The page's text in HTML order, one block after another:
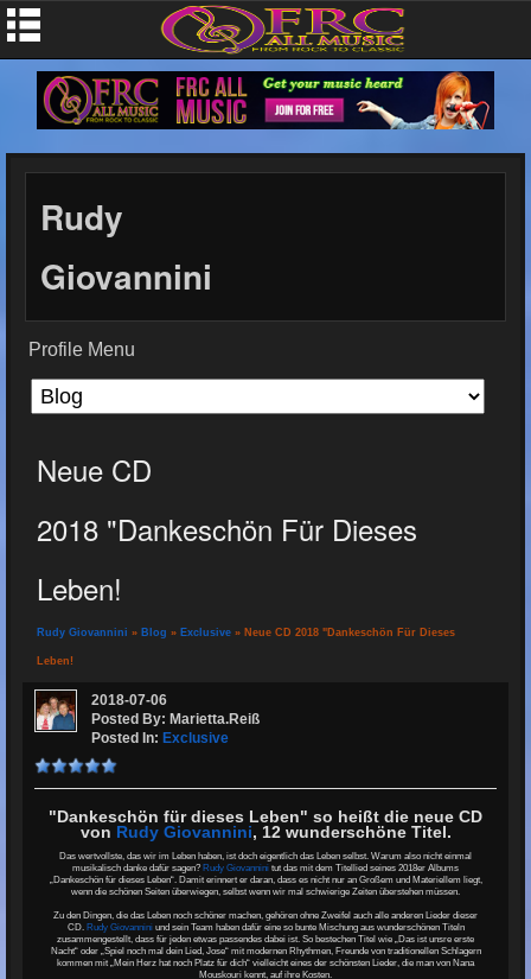
Rudy
Giovannini
Profile Menu
Neue CD
2018 "Dankeschön Für Dieses
Leben!
Rudy Giovannini » Blog » Exclusive » Neue CD 2018 "Dankeschön Für Dieses
Leben!
2018-07-06
Posted By: Marietta.reiß
Posted In: Exclusive
"Dankeschön für dieses Leben" so heißt die neue CD
von Rudy Giovannini, 12 wunderschöne Titel.
Das wertvollste, das wir im Leben haben, ist doch eigentlich das Leben selbst. Warum also nicht einmal
musikalisch danke dafür sagen? Rudy Giovannini tut das mit dem Titellied seines 2018er Albums
„Dankeschön für dieses Leben“. Damit erinnert er daran, dass es nicht nur an Großem und Materiellem liegt,
wenn die schönen Seiten überwiegen, selbst wenn wir mal schwierige Zeiten überstehen müssen.
Zu den Dingen, die das Leben noch schöner machen, gehören ohne Zweifel auch alle anderen Lieder dieser
CD. Rudy Giovanniniund sein Team haben dafür eine so bunte Mischung aus wunderschönen Titeln
zusammengestellt, dass für jeden etwas passendes dabei ist. So bestechen Titel wie „Das ist unsre erste
Nacht“ oder „Spiel noch mal dein Lied, Jose“ mit modernen Rhythmen, Freunde von traditionellen Schlagern
kommen mit „Mein Herz hat noch Platz für dich“ vielleicht eines der schönsten Lieder, die man von Nana
Mouskouri kennt, auf ihre Kosten.